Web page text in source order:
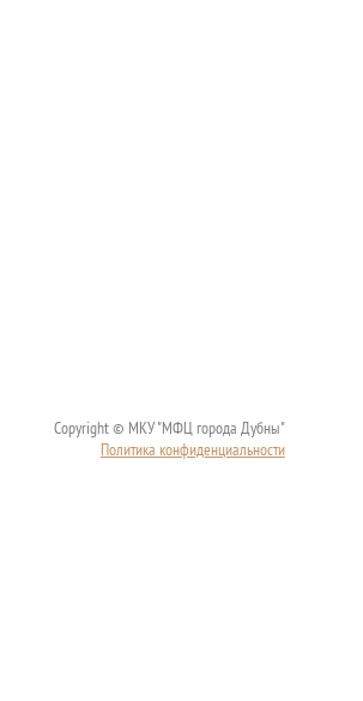
Copyright © МКУ "МФЦ города Дубны"
Политика конфиденциальности